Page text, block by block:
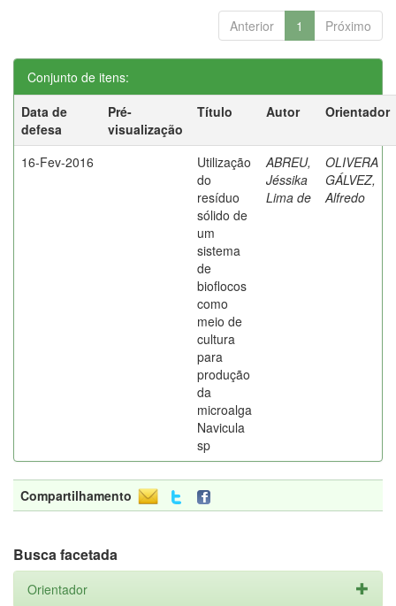
Anterior 1 Próximo
Conjunto de itens:
Data de
defesa
Pré-
visualização
Título Autor Orientador
16-Fev-2016
Utilização
do
resíduo
sólido de
um
sistema
de
bioflocos
como
meio de
cultura
para
produção
da
microalga
Navicula
sp
ABREU,
Jéssika
Lima de
OLIVERA
GÁLVEZ,
Alfredo
Compartilhamento
Busca facetada
Orientador